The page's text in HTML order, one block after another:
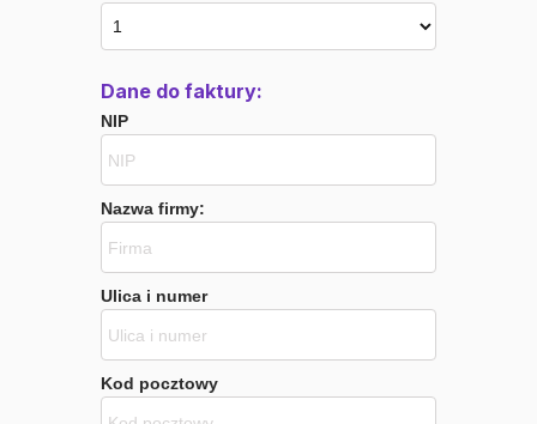
Dane do faktury:
NIP
Nazwa firmy:
Ulica i numer
Kod pocztowy